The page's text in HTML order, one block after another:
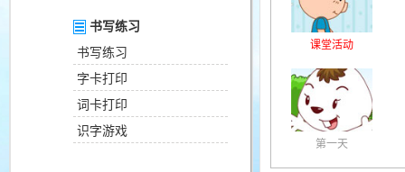
书写练习
书写练习
字卡打印
词卡打印
识字游戏
课堂活动
第一天